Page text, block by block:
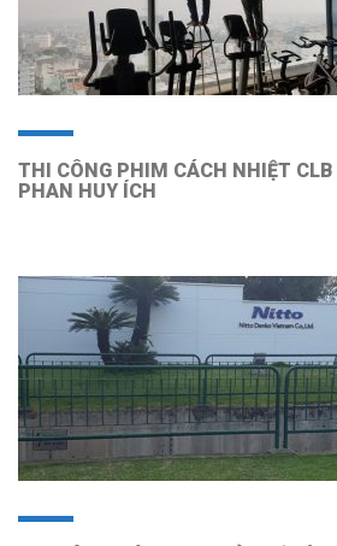
THI CÔNG PHIM CÁCH NHIỆT
PHAN HUY ÍCH